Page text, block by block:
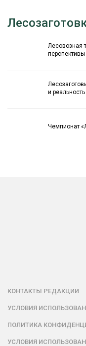
Лесовозная
и
Чемпионат
КОНТАКТЫ РЕДАКЦИИ
УСЛОВИЯ
ПОЛИТИКА
УСЛОВИЯ